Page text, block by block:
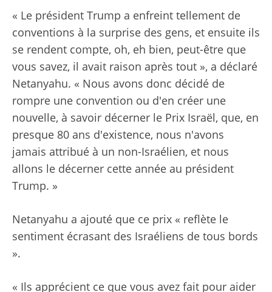
« Le président Trump a enfreint tellement de
conventions à la surprise des gens, et ensuite ils
se rendent compte, oh, eh bien, peut-être que
vous savez, il avait raison après tout », a déclaré
Netanyahu. « Nous avons donc décidé de
rompre une convention ou d'en créer une
nouvelle, à savoir décerner le Prix Israël, que, en
presque 80 ans d'existence, nous n'avons
jamais attribué à un non-Israélien, et nous
allons le décerner cette année au président
Trump. »
Netanyahu a ajouté que ce prix « reflète le
sentiment écrasant des Israéliens de tous bords
».
« Ils apprécient ce que vous avez fait pour aider